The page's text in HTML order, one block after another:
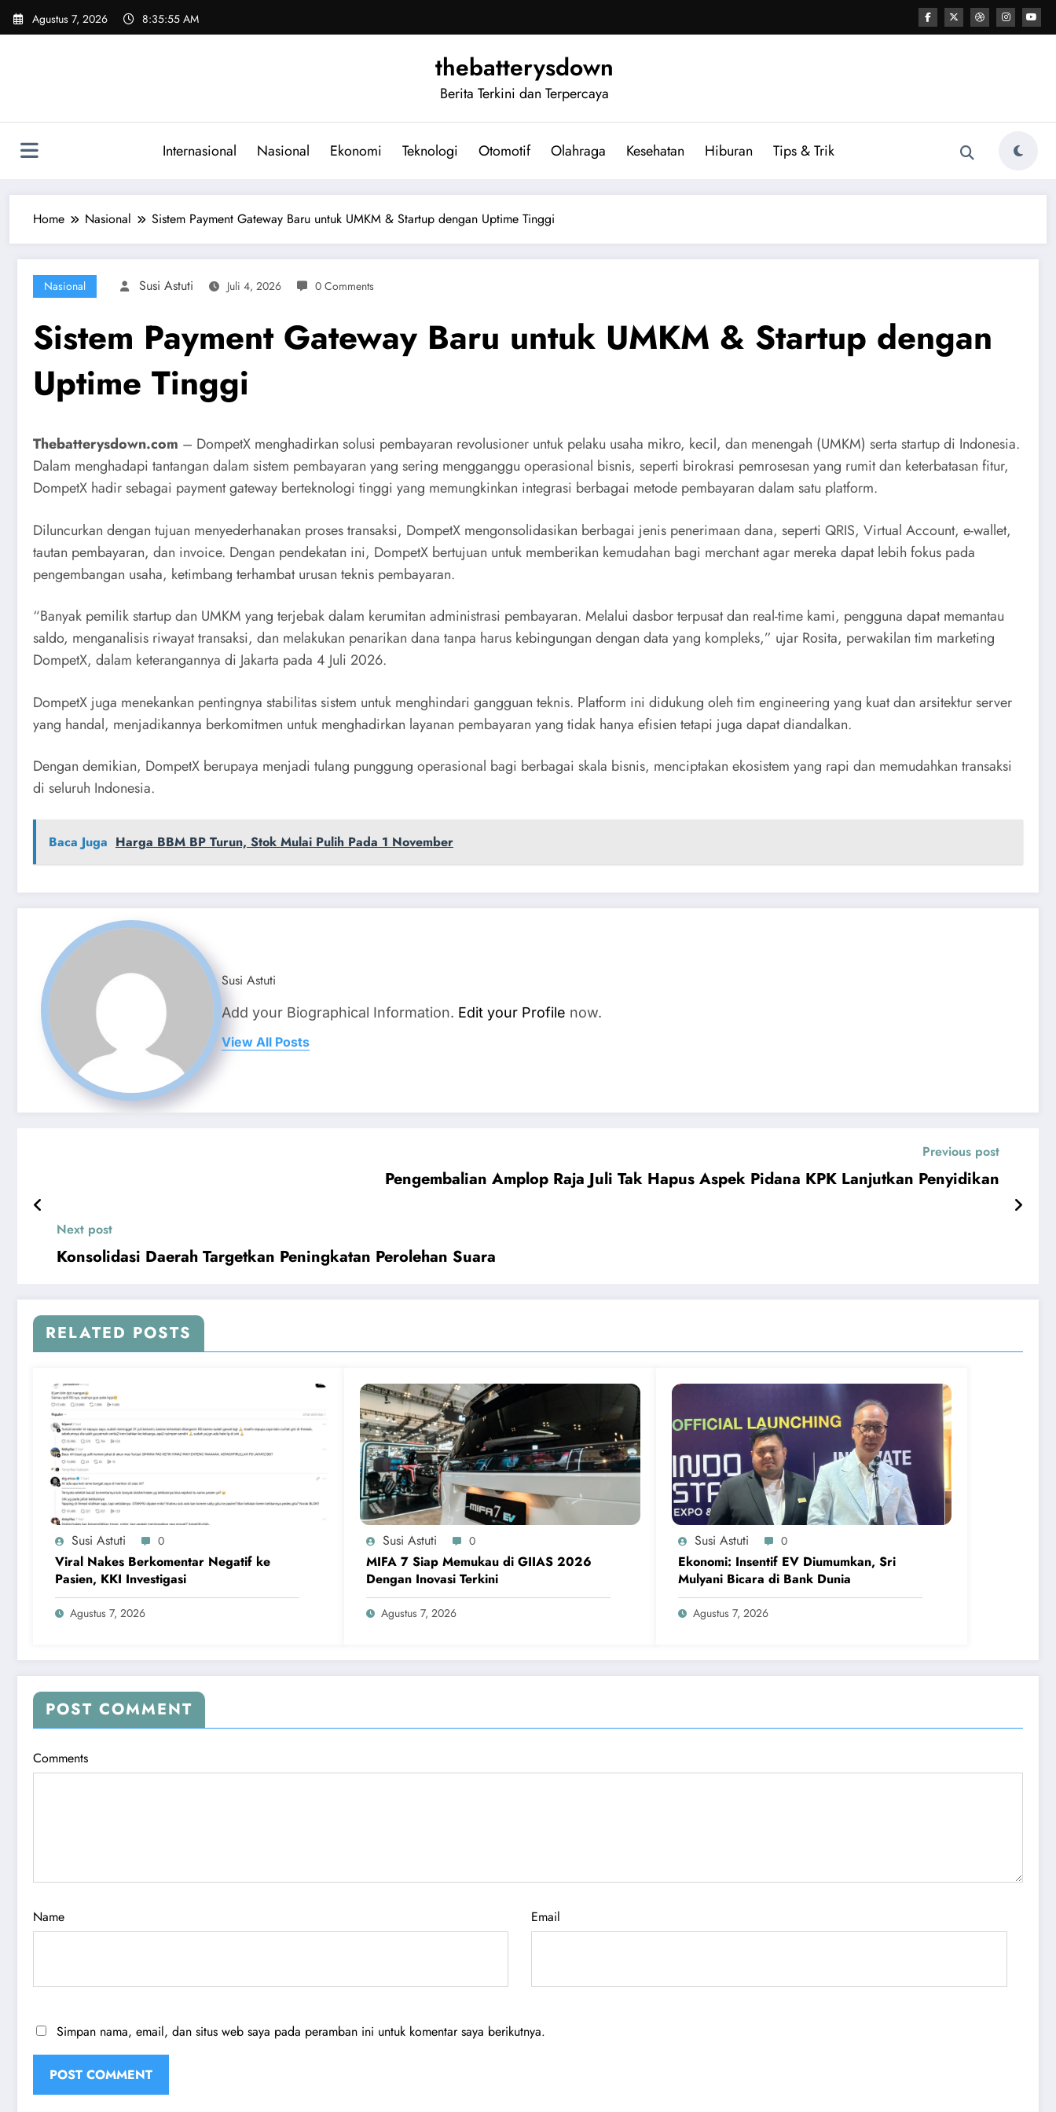
Skip
Agustus 7, 2026 8:35:55 AM
thebatterysdown
Berita Terkini dan Terpercaya
Internasional Nasional Ekonomi Teknologi Otomotif Olahraga Kesehatan Hiburan Tips & Trik
Home Nasional Sistem Payment Gateway Baru untuk UMKM & Startup dengan Uptime Tinggi
Nasional Susi Astuti Juli 4, 2026 0 Comments
Sistem Payment Gateway Baru untuk UMKM & Startup dengan
Uptime Tinggi
Thebatterysdown.com – DompetX menghadirkan solusi pembayaran revolusioner untuk pelaku usaha mikro, kecil, dan menengah (UMKM) serta startup di Indonesia.
Dalam menghadapi tantangan dalam sistem pembayaran yang sering mengganggu operasional bisnis, seperti birokrasi pemrosesan yang rumit dan keterbatasan fitur,
DompetX hadir sebagai payment gateway berteknologi tinggi yang memungkinkan integrasi berbagai metode pembayaran dalam satu platform.
Diluncurkan dengan tujuan menyederhanakan proses transaksi, DompetX mengonsolidasikan berbagai jenis penerimaan dana, seperti QRIS, Virtual Account, e-wallet,
tautan pembayaran, dan invoice. Dengan pendekatan ini, DompetX bertujuan untuk memberikan kemudahan bagi merchant agar mereka dapat lebih fokus pada
pengembangan usaha, ketimbang terhambat urusan teknis pembayaran.
“Banyak pemilik startup dan UMKM yang terjebak dalam kerumitan administrasi pembayaran. Melalui dasbor terpusat dan real-time kami, pengguna dapat memantau
saldo, menganalisis riwayat transaksi, dan melakukan penarikan dana tanpa harus kebingungan dengan data yang kompleks,” ujar Rosita, perwakilan tim marketing
DompetX, dalam keterangannya di Jakarta pada 4 Juli 2026.
DompetX juga menekankan pentingnya stabilitas sistem untuk menghindari gangguan teknis. Platform ini didukung oleh tim engineering yang kuat dan arsitektur server
yang handal, menjadikannya berkomitmen untuk menghadirkan layanan pembayaran yang tidak hanya efisien tetapi juga dapat diandalkan.
Dengan demikian, DompetX berupaya menjadi tulang punggung operasional bagi berbagai skala bisnis, menciptakan ekosistem yang rapi dan memudahkan transaksi
di seluruh Indonesia.
Baca Juga Harga BBM BP Turun, Stok Mulai Pulih Pada 1 November
Susi Astuti
Add your Biographical Information. Edit your Profile now.
View All Posts
Previous post
Pengembalian Amplop Raja Juli Tak Hapus Aspek Pidana KPK Lanjutkan Penyidikan
Next post
Konsolidasi Daerah Targetkan Peningkatan Perolehan Suara
RELATED POSTS
Susi Astuti 0
Viral Nakes Berkomentar Negatif ke
Pasien, KKI Investigasi
Agustus 7, 2026
Susi Astuti 0
MIFA 7 Siap Memukau di GIIAS 2026
Dengan Inovasi Terkini
Agustus 7, 2026
Susi Astuti 0
Ekonomi: Insentif EV Diumumkan, Sri
Mulyani Bicara di Bank Dunia
Agustus 7, 2026
POST COMMENT
Comments
Name Email
Simpan nama, email, dan situs web saya pada peramban ini untuk komentar saya berikutnya.